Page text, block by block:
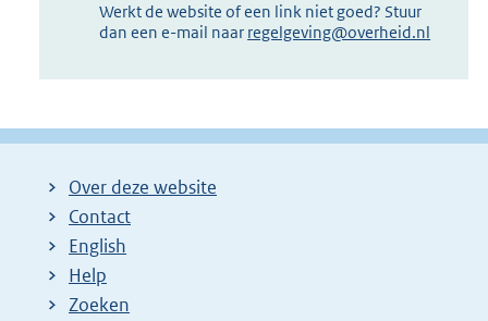
Werkt de website of een link niet goed? Stuur
dan een e-mail naar regelgeving@overheid.nl
Over deze website
Contact
English
Help
Zoeken